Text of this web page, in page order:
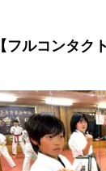
【フルコンタク